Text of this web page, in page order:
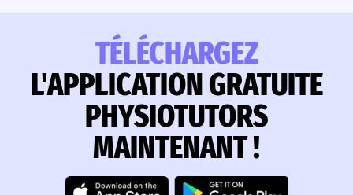
TÉLÉCHARGEZ
L'APPLICATION GRATUITE
PHYSIOTUTORS
MAINTENANT !